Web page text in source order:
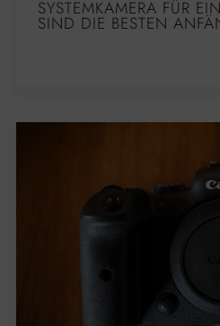
SYSTEMKAMERA FÜR
SIND DIE BESTEN